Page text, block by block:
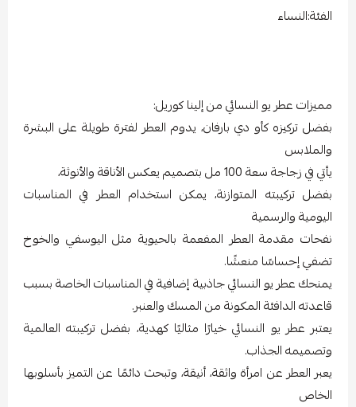
الفئة:النساء
مميزات عطر يو النسائي من إلينا كوريل:
بفضل تركيزه كأو دي بارفان، يدوم العطر لفترة طويلة على البشرة
والملابس
يأتي في زجاجة سعة 100 مل بتصميم يعكس الأناقة والأنوثة،
بفضل تركيبته المتوازنة، يمكن استخدام العطر في المناسبات
اليومية والرسمية
نفحات مقدمة العطر المفعمة بالحيوية مثل اليوسفي والخوخ
تضفي إحساسًا منعشًا.
يمنحك عطر يو النسائي جاذبية إضافية في المناسبات الخاصة بسبب
قاعدته الدافئة المكونة من المسك والعنبر.
يعتبر عطر يو النسائي خيارًا مثاليًا كهدية، بفضل تركيبته العالمية
وتصميمه الجذاب.
يعبر العطر عن امرأة واثقة، أنيقة، وتبحث دائمًا عن التميز بأسلوبها
الخاص